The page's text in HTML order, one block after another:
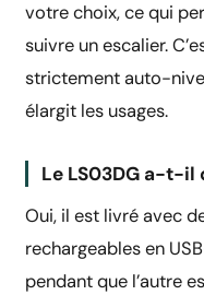
votre choix, ce qui
suivre un escalier.
strictement auto-
élargit les usages.
Le LS03DG a-t-il
Oui, il est livré avec
rechargeables en
pendant que l’autre